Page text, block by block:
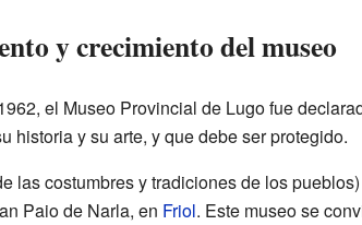
y crecimiento del museo
el Museo Provincial de Lugo fue
historia y su arte, y que debe ser protegido.
las costumbres y tradiciones de los
Paio de Narla, en Friol. Este museo se